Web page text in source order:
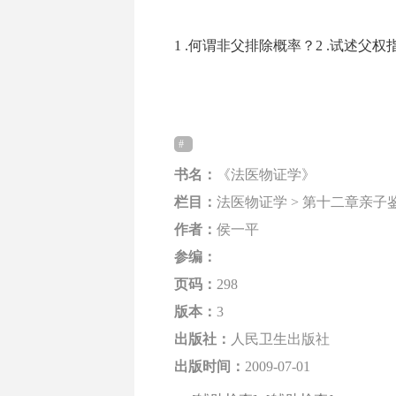
1 .何谓非父排除概率？2 .试述父权
书名：
《法医物证学》
栏目： 法医物证学 > 第十二章亲子
作者： 侯一平
参编：
页码： 298
版本： 3
出版社： 人民卫生出版社
出版时间： 2009-07-01